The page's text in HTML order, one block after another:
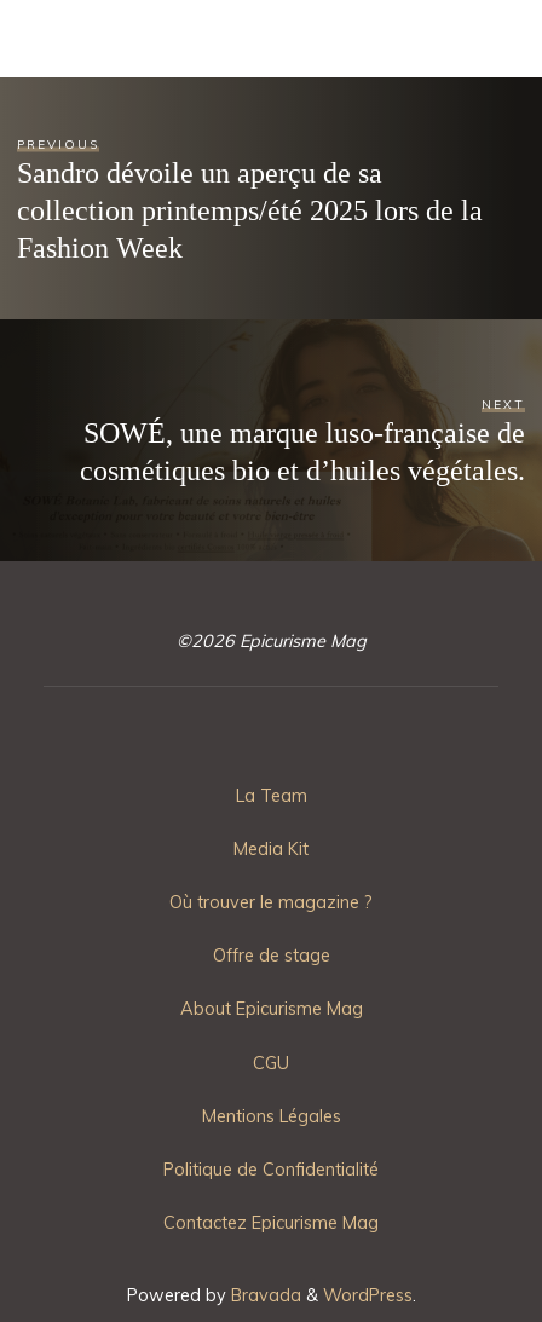
PREVIOUS
Sandro dévoile un aperçu de sa
collection printemps/été 2025 lors de la
Fashion Week
NEXT
SOWÉ, une marque luso-française de
cosmétiques bio et d’huiles végétales.
©2026 Epicurisme Mag
La Team
Media Kit
Où trouver le magazine ?
Offre de stage
About Epicurisme Mag
CGU
Mentions Légales
Politique de Confidentialité
Contactez Epicurisme Mag
Powered byBravada & WordPress.